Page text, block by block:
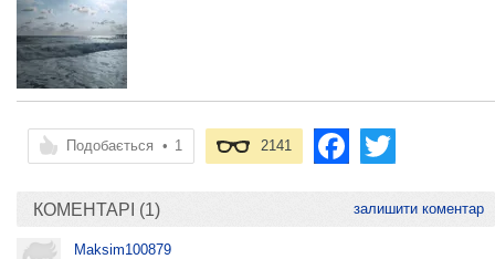
Подобається • 1 2141
КОМЕНТАРІ (1) залишити коментар
Maksim100879